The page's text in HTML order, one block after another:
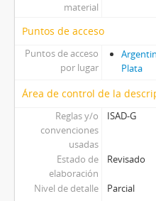
[Unidad
[Unidad
[Unidad
[Unidad
[Unidad
[Unidad
[Unidad
[Unidad
[Unidad
material
Puntos de acceso
Puntos de acceso
por lugar
Plata
Área de control de la
Reglas y/o
convenciones
usadas
ISAD-G
Estado de
elaboración
Revisado
Nivel de detalle
Parcial